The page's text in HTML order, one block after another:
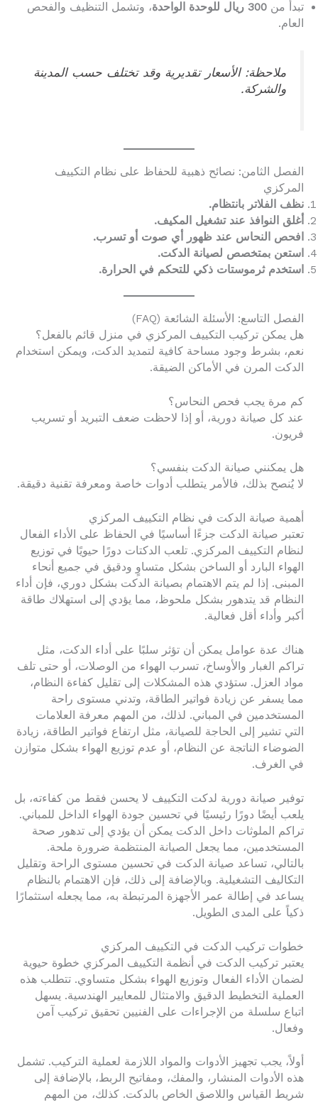
تبدأ من 300 ريال للوحدة الواحدة
، وتشمل التنظيف والفحص
العام.
ملاحظة: الأسعار تقديرية وقد تختلف حسب المدينة
والشركة.
الفصل الثامن: نصائح ذهبية للحفاظ على نظام التكييف
المركزي
نظف الفلاتر بانتظام.
أغلق النوافذ عند تشغيل المكيف.
افحص النحاس عند ظهور أي صوت أو تسرب.
استعن بمتخصص لصيانة الدكت.
استخدم ثرموستات ذكي للتحكم في الحرارة.
الفصل التاسع: الأسئلة الشائعة (FAQ)
هل يمكن تركيب التكييف المركزي في منزل قائم بالفعل؟
نعم، بشرط وجود مساحة كافية لتمديد الدكت، ويمكن استخدام
الدكت المرن في الأماكن الضيقة.
كم مرة يجب فحص النحاس؟
عند كل صيانة دورية، أو إذا لاحظت ضعف التبريد أو تسريب
فريون.
هل يمكنني صيانة الدكت بنفسي؟
لا يُنصح بذلك، فالأمر يتطلب أدوات خاصة ومعرفة تقنية دقيقة.
أهمية صيانة الدكت في نظام التكييف المركزي
تعتبر صيانة الدكت جزءًا أساسيًا في الحفاظ على الأداء الفعال
لنظام التكييف المركزي. تلعب الدكتات دورًا حيويًا في توزيع
الهواء البارد أو الساخن بشكل متساوٍ ودقيق في جميع أنحاء
المبنى. إذا لم يتم الاهتمام بصيانة الدكت بشكل دوري، فإن أداء
النظام قد يتدهور بشكل ملحوظ، مما يؤدي إلى استهلاك طاقة
أكبر وأداء أقل فعالية.
هناك عدة عوامل يمكن أن تؤثر سلبًا على أداء الدكت، مثل
تراكم الغبار والأوساخ، تسرب الهواء من الوصلات، أو حتى تلف
مواد العزل. ستؤدي هذه المشكلات إلى تقليل كفاءة النظام،
مما يسفر عن زيادة فواتير الطاقة، وتدني مستوى راحة
المستخدمين في المباني. لذلك، من المهم معرفة العلامات
التي تشير إلى الحاجة للصيانة، مثل ارتفاع فواتير الطاقة، زيادة
الضوضاء الناتجة عن النظام، أو عدم توزيع الهواء بشكل متوازن
في الغرف.
توفير صيانة دورية لدكت التكييف لا يحسن فقط من كفاءته، بل
يلعب أيضًا دورًا رئيسيًا في تحسين جودة الهواء الداخل للمباني.
تراكم الملوثات داخل الدكت يمكن أن يؤدي إلى تدهور صحة
المستخدمين، مما يجعل الصيانة المنتظمة ضرورة ملحة.
بالتالي، تساعد صيانة الدكت في تحسين مستوى الراحة وتقليل
التكاليف التشغيلية. وبالإضافة إلى ذلك، فإن الاهتمام بالنظام
يساعد في إطالة عمر الأجهزة المرتبطة به، مما يجعله استثمارًا
ذكياً على المدى الطويل.
خطوات تركيب الدكت في التكييف المركزي
يعتبر تركيب الدكت في أنظمة التكييف المركزي خطوة حيوية
لضمان الأداء الفعال وتوزيع الهواء بشكل متساوي. تتطلب هذه
العملية التخطيط الدقيق والامتثال للمعايير الهندسية. يسهل
اتباع سلسلة من الإجراءات على الفنيين تحقيق تركيب آمن
وفعال.
أولاً، يجب تجهيز الأدوات والمواد اللازمة لعملية التركيب. تشمل
هذه الأدوات المنشار، والمفك، ومفاتيح الربط، بالإضافة إلى
شريط القياس واللاصق الخاص بالدكت. كذلك، من المهم